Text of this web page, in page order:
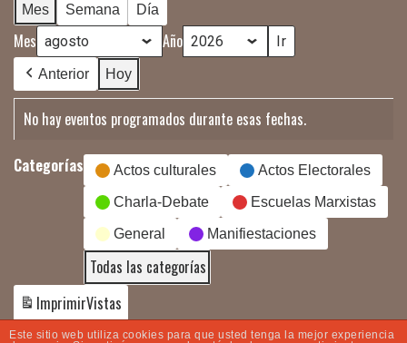
Mes Semana Día
Mes Año
Anterior Hoy
No hay eventos programados durante esas fechas.
Categorías Actos culturales Actos Electorales
Charla-Debate Escuelas Marxistas
General Manifiestaciones
Todas las categorías
ImprimirVistas
Este sitio web utiliza cookies para que usted tenga la mejor experiencia